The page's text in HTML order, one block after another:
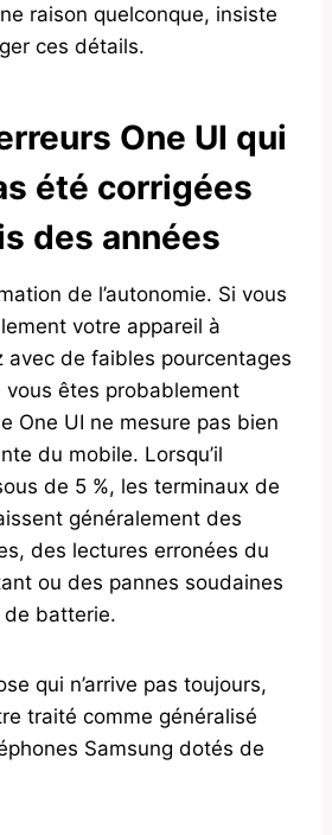
raison quelconque, insiste
ces détails.
One UI qui
été corrigées
des années
de l’autonomie. Si vous
votre appareil à
avec de faibles pourcentages
êtes probablement
One UI ne mesure pas bien
du mobile. Lorsqu’il
de 5 %, les terminaux de
généralement des
des lectures erronées du
ou des pannes soudaines
de batterie.
qui n’arrive pas toujours,
traité comme généralisé
Samsung dotés de